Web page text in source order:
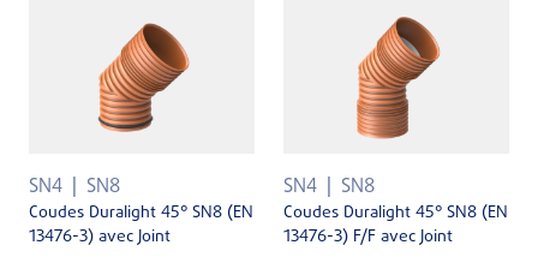
SN4 SN8
Coudes Duralight 45° SN8 (EN
13476-3) avec Joint
SN4 SN8
Coudes Duralight 45° SN8 (EN
13476-3) F/F avec Joint